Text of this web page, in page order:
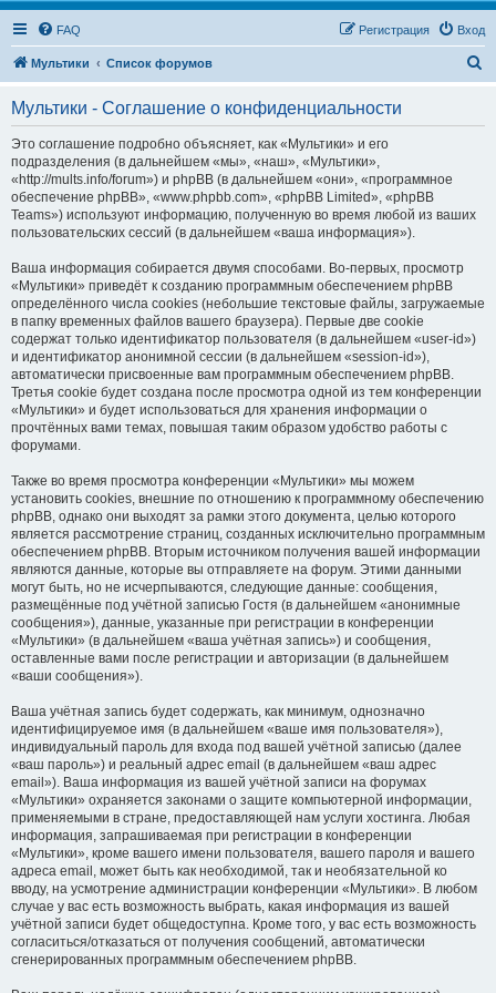
FAQ Вход
Регистрация
Мультики Список форумов
Мультики - Соглашение о конфиденциальности
Это соглашение подробно объясняет, как «Мультики» и его
подразделения (в дальнейшем «мы», «наш», «Мультики»,
«http://mults.info/forum») и phpBB (в дальнейшем «они», «программное
обеспечение phpBB», «www.phpbb.com», «phpBB Limited», «phpBB
Teams») используют информацию, полученную во время любой из ваших
пользовательских сессий (в дальнейшем «ваша информация»).
Ваша информация собирается двумя способами. Во-первых, просмотр
«Мультики» приведёт к созданию программным обеспечением phpBB
определённого числа cookies (небольшие текстовые файлы, загружаемые
в папку временных файлов вашего браузера). Первые две cookie
содержат только идентификатор пользователя (в дальнейшем «user-id»)
и идентификатор анонимной сессии (в дальнейшем «session-id»),
автоматически присвоенные вам программным обеспечением phpBB.
Третья cookie будет создана после просмотра одной из тем конференции
«Мультики» и будет использоваться для хранения информации о
прочтённых вами темах, повышая таким образом удобство работы с
форумами.
Также во время просмотра конференции «Мультики» мы можем
установить cookies, внешние по отношению к программному обеспечению
phpBB, однако они выходят за рамки этого документа, целью которого
является рассмотрение страниц, созданных исключительно программным
обеспечением phpBB. Вторым источником получения вашей информации
являются данные, которые вы отправляете на форум. Этими данными
могут быть, но не исчерпываются, следующие данные: сообщения,
размещённые под учётной записью Гостя (в дальнейшем «анонимные
сообщения»), данные, указанные при регистрации в конференции
«Мультики» (в дальнейшем «ваша учётная запись») и сообщения,
оставленные вами после регистрации и авторизации (в дальнейшем
«ваши сообщения»).
Ваша учётная запись будет содержать, как минимум, однозначно
идентифицируемое имя (в дальнейшем «ваше имя пользователя»),
индивидуальный пароль для входа под вашей учётной записью (далее
«ваш пароль») и реальный адрес email (в дальнейшем «ваш адрес
email»). Ваша информация из вашей учётной записи на форумах
«Мультики» охраняется законами о защите компьютерной информации,
применяемыми в стране, предоставляющей нам услуги хостинга. Любая
информация, запрашиваемая при регистрации в конференции
«Мультики», кроме вашего имени пользователя, вашего пароля и вашего
адреса email, может быть как необходимой, так и необязательной ко
вводу, на усмотрение администрации конференции «Мультики». В любом
случае у вас есть возможность выбрать, какая информация из вашей
учётной записи будет общедоступна. Кроме того, у вас есть возможность
согласиться/отказаться от получения сообщений, автоматически
сгенерированных программным обеспечением phpBB.